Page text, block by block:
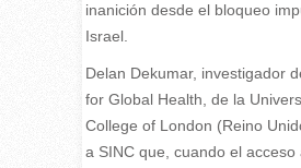
inanición desde el bloqueo
Israel.
Delan Dekumar, investigador
for Global Health, de la
College of London (Reino
a SINC que, cuando el acceso